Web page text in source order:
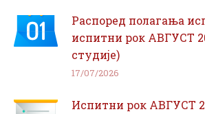
Распоред полагања
испитни рок АВГУСТ
студије)
17/07/2026
Испитни рок АВГУСТ